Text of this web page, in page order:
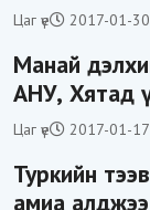
Цаг үе 2017-01-
Манай
АНУ, Хятад
Цаг үе 2017-01-
Туркийн
амиа алджээ